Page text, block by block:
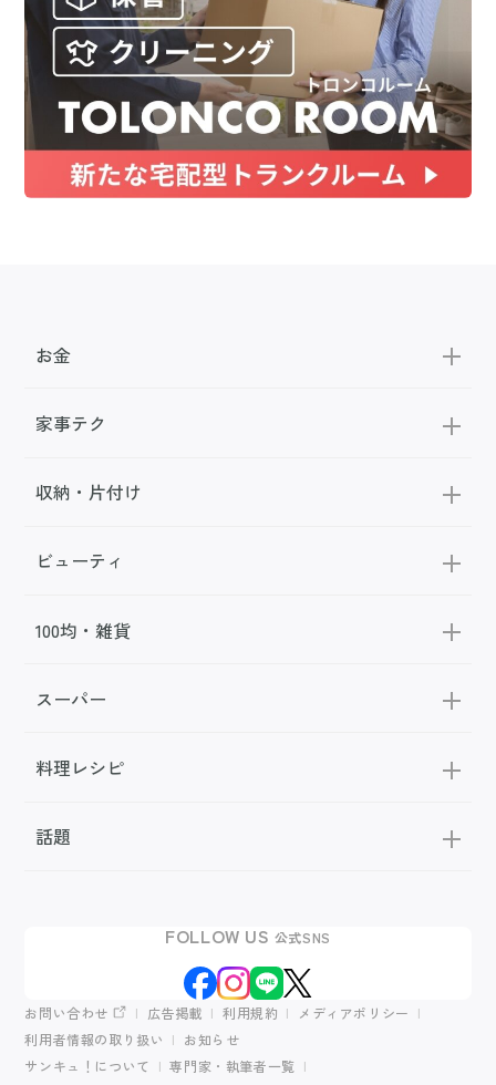
お金
家事テク
収納・片付け
ビューティ
100均・雑貨
スーパー
料理レシピ
話題
FOLLOW US 公式SNS
お問い合わせ 広告掲載 利用規約
メディアポリシー
利用者情報の取り扱い
お知らせ
サンキュ！について
専門家・執筆者一覧